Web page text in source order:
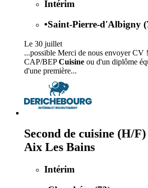
Intérim
•Saint-Pierre-d'Albigny
Le 30 juillet
...possible Merci de nous envoyer CV
CAP/BEPCuisine ou d'un diplôme
d'une première...
Second de cuisine (H/
Aix Les Bains
Intérim